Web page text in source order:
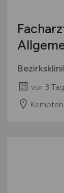
vor 3
Kempten